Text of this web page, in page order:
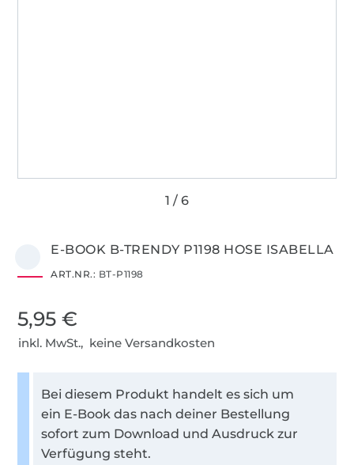
E-BOOK B-TRENDY P1198 HOSE ISABELLA
ART.NR.: BT-P1198
5,95 €
inkl. MwSt., keine Versandkosten
Bei diesem Produkt handelt es sich um
ein E-Book das nach deiner Bestellung
sofort zum Download und Ausdruck zur
Verfügung steht.